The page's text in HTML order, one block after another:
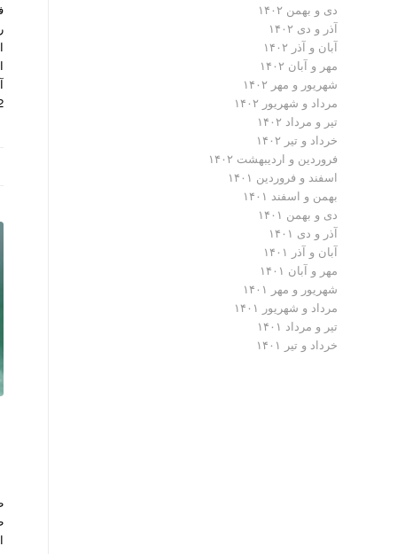
2 نیو ادیشن
دی و بهمن ۱۴۰۲
آذر و دی ۱۴۰۲
آبان و آذر ۱۴۰۲
مهر و آبان ۱۴۰۲
شهریور و مهر ۱۴۰۲
مرداد و شهریور ۱۴۰۲
تیر و مرداد ۱۴۰۲
خرداد و تیر ۱۴۰۲
فروردین و اردیبهشت ۱۴۰۲
اسفند و فروردین ۱۴۰۱
بهمن و اسفند ۱۴۰۱
دی و بهمن ۱۴۰۱
آذر و دی ۱۴۰۱
آبان و آذر ۱۴۰۱
مهر و آبان ۱۴۰۱
شهریور و مهر ۱۴۰۱
مرداد و شهریور ۱۴۰۱
تیر و مرداد ۱۴۰۱
خرداد و تیر ۱۴۰۱